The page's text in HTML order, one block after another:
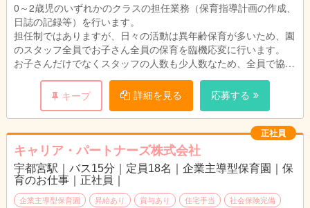
0～2歳児のいずれかのクラスの担任業務（保育指導計画の作成、
日誌の記録等）を行います。
担任制ではありますが、日々の活動は異年齢保育が多いため、園
のスタッフ全員でお子さん全員の保育を臨機応変に行います。
お子さんだけでなくスタッフの人数も少人数なため、全員で協力
しながら園運営を行います。
障害児の保育や、地域の親子を支援する様々な活動をスタッフ同
士で分担しながら取り組んでいます。例）保育園こども食堂、未
就園児の定期的な預かり保育等
キープ 詳細を見る 応募する
正社員
キャリア・パートナーズ株式会社
宇都宮駅｜バス15分｜定員18名｜企業主導型保育園｜保
育のお仕事｜正社員｜
企業主導型保育園 昇給あり 賞与あり 住宅手当
社会保険完備